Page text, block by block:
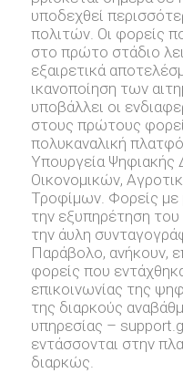
υποδεχθεί
πολιτών. Οι φορείς
στο πρώτο στάδιο
εξαιρετικά
ικανοποίηση των
υποβάλλει οι
στους πρώτους
πολυκαναλική
Υπουργεία Ψηφιακής
Οικονομικών,
Τροφίμων. Φορείς
την εξυπηρέτηση
την άυλη
Παράβολο, ανήκουν,
φορείς που
επικοινωνίας της
της διαρκούς
υπηρεσίας –
εντάσσονται στην
διαρκώς.